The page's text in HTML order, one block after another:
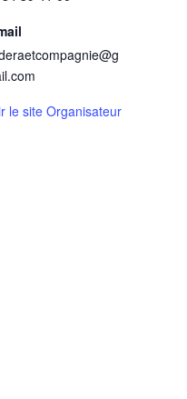
le site Organisateur